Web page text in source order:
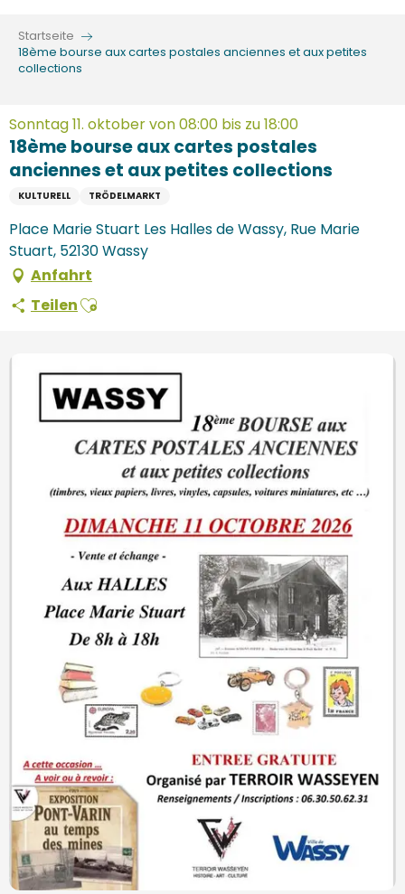
contenu
principal
Startseite
18ème bourse aux cartes postales anciennes et aux petites
collections
Sonntag 11. oktober von 08:00 bis zu 18:00
18ème bourse aux cartes postales
anciennes et aux petites collections
KULTURELL TRÖDELMARKT
Place Marie Stuart Les Halles de Wassy, Rue Marie
Stuart, 52130 Wassy
Anfahrt
TeilenAjouter aux favoris